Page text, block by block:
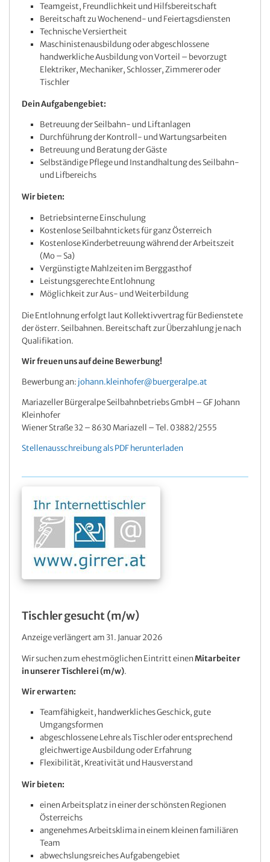
Teamgeist, Freundlichkeit und Hilfsbereitschaft
Bereitschaft zu Wochenend- und Feiertagsdiensten
Technische Versiertheit
Maschinistenausbildung oder abgeschlossene
handwerkliche Ausbildung von Vorteil – bevorzugt
Elektriker, Mechaniker, Schlosser, Zimmerer oder
Tischler
Dein Aufgabengebiet:
Betreuung der Seilbahn- und Liftanlagen
Durchführung der Kontroll- und Wartungsarbeiten
Betreuung und Beratung der Gäste
Selbständige Pflege und Instandhaltung des Seilbahn-
und Lifbereichs
Wir bieten:
Betriebsinterne Einschulung
Kostenlose Seilbahntickets für ganz Österreich
Kostenlose Kinderbetreuung während der Arbeitszeit
(Mo – Sa)
Vergünstigte Mahlzeiten im Berggasthof
Leistungsgerechte Entlohnung
Möglichkeit zur Aus- und Weiterbildung
Die Entlohnung erfolgt laut Kollektivvertrag für Bedienstete
der österr. Seilbahnen. Bereitschaft zur Überzahlung je nach
Qualifikation.
Wir freuen uns auf deine Bewerbung!
Bewerbung an: johann.kleinhofer@buergeralpe.at
Mariazeller Bürgeralpe Seilbahnbetriebs GmbH – GF Johann
Kleinhofer
Wiener Straße 32 – 8630 Mariazell – Tel. 03882/2555
Stellenausschreibung als PDF herunterladen
Tischler gesucht (m/w)
Anzeige verlängert am 31. Januar 2026
Wir suchen zum ehestmöglichen Eintritt einenMitarbeiter
in unserer Tischlerei (m/w).
Wir erwarten:
Teamfähigkeit, handwerkliches Geschick, gute
Umgangsformen
abgeschlossene Lehre als Tischler oder entsprechend
gleichwertige Ausbildung oder Erfahrung
Flexibilität, Kreativität und Hausverstand
Wir bieten:
einen Arbeitsplatz in einer der schönsten Regionen
Österreichs
angenehmes Arbeitsklima in einem kleinen familiären
Team
abwechslungsreiches Aufgabengebiet